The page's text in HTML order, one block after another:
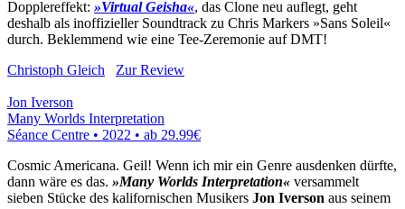
Dopplereffekt: »Virtual Geisha«, das Clone neu auflegt, geht
deshalb als inoffizieller Soundtrack zu Chris Markers »Sans Soleil«
durch. Beklemmend wie eine Tee-Zeremonie auf DMT!
Christoph Gleich
Zur Review
Jon Iverson
Many Worlds Interpretation
Séance Centre • 2022 • ab 29.99€
Cosmic Americana. Geil! Wenn ich mir ein Genre ausdenken dürfte,
dann wäre es das. »Many Worlds Interpretation« versammelt
sieben Stücke des kalifornischen Musikers Jon Iverson aus seinem